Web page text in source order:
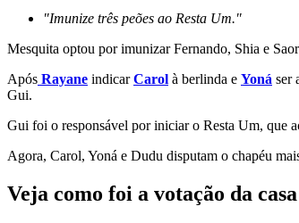
"Imunize três peões ao Resta Um."
Mesquita optou por imunizar Fernando, Shia e
Após Rayane indicarCarol à berlinda e Yoná ser
Gui.
Gui foi o responsável por iniciar o Resta Um, que
Agora, Carol, Yoná e Dudu disputam o chapéu
Veja como foi a votação da casa